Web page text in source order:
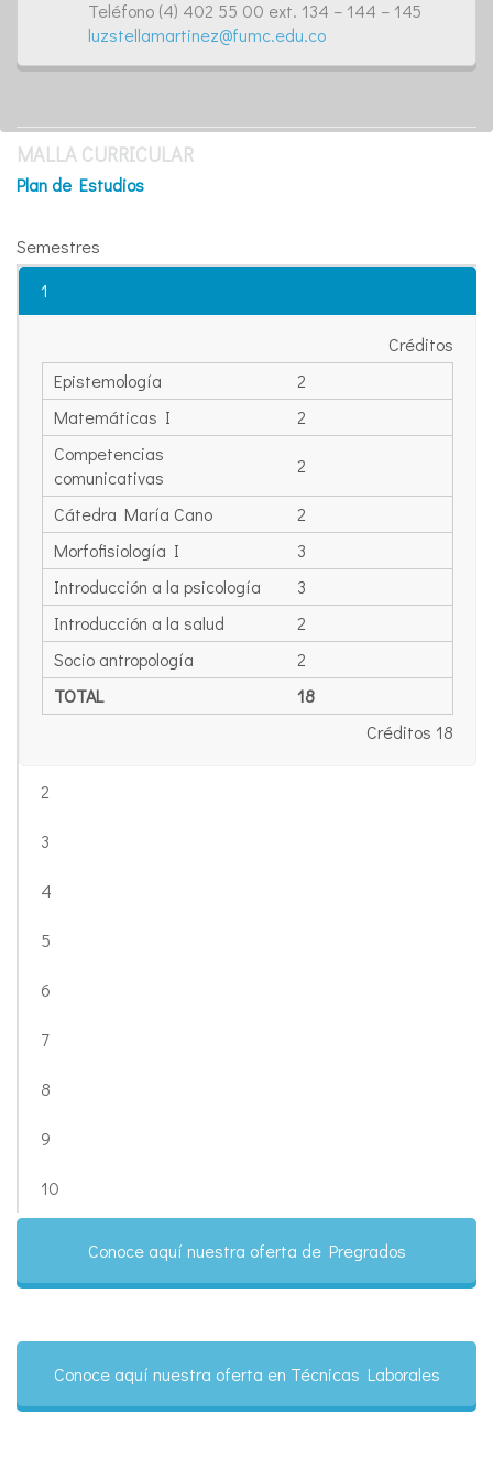
Teléfono (4) 402 55 00 ext. 134 – 144 – 145
luzstellamartinez@fumc.edu.co
MALLA CURRICULAR
Plan de Estudios
Semestres
1
Créditos
Epistemología
2
Matemáticas I
2
Competencias
comunicativas
2
Cátedra María Cano
2
Morfofisiología I
3
Introducción a la psicología
3
Introducción a la salud
2
Socio antropología
2
TOTAL
18
Créditos 18
2
3
4
5
6
7
8
9
10
Conoce aquí nuestra oferta de Pregrados
Conoce aquí nuestra oferta en Técnicas Laborales